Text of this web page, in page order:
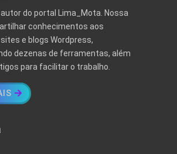
do portal Lima_Mota. Nossa
conhecimentos aos
e blogs Wordpress,
dezenas de ferramentas, além
para facilitar o trabalho.